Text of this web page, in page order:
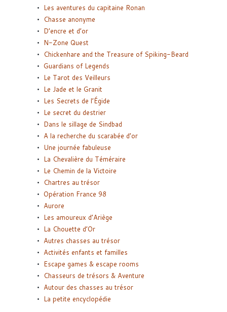
Les aventures du capitaine Ronan
Chasse anonyme
D’encre et d’or
N-Zone Quest
Chickenhare and the Treasure of Spiking-Beard
Guardians of Legends
Le Tarot des Veilleurs
Le Jade et le Granit
Les Secrets de l’Égide
Le secret du destrier
Dans le sillage de Sindbad
A la recherche du scarabée d’or
Une journée fabuleuse
La Chevalière du Téméraire
Le Chemin de la Victoire
Chartres au trésor
Opération France 98
Aurore
Les amoureux d’Ariège
La Chouette d’Or
Autres chasses au trésor
Activités enfants et familles
Escape games & escape rooms
Chasseurs de trésors & Aventure
Autour des chasses au trésor
La petite encyclopédie